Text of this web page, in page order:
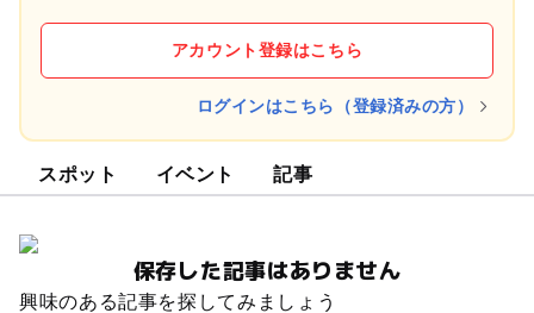
アカウント登録はこちら
ログインはこちら（登録済みの方）
スポット イベント 記事
保存した記事はありません
興味のある記事を探してみましょう